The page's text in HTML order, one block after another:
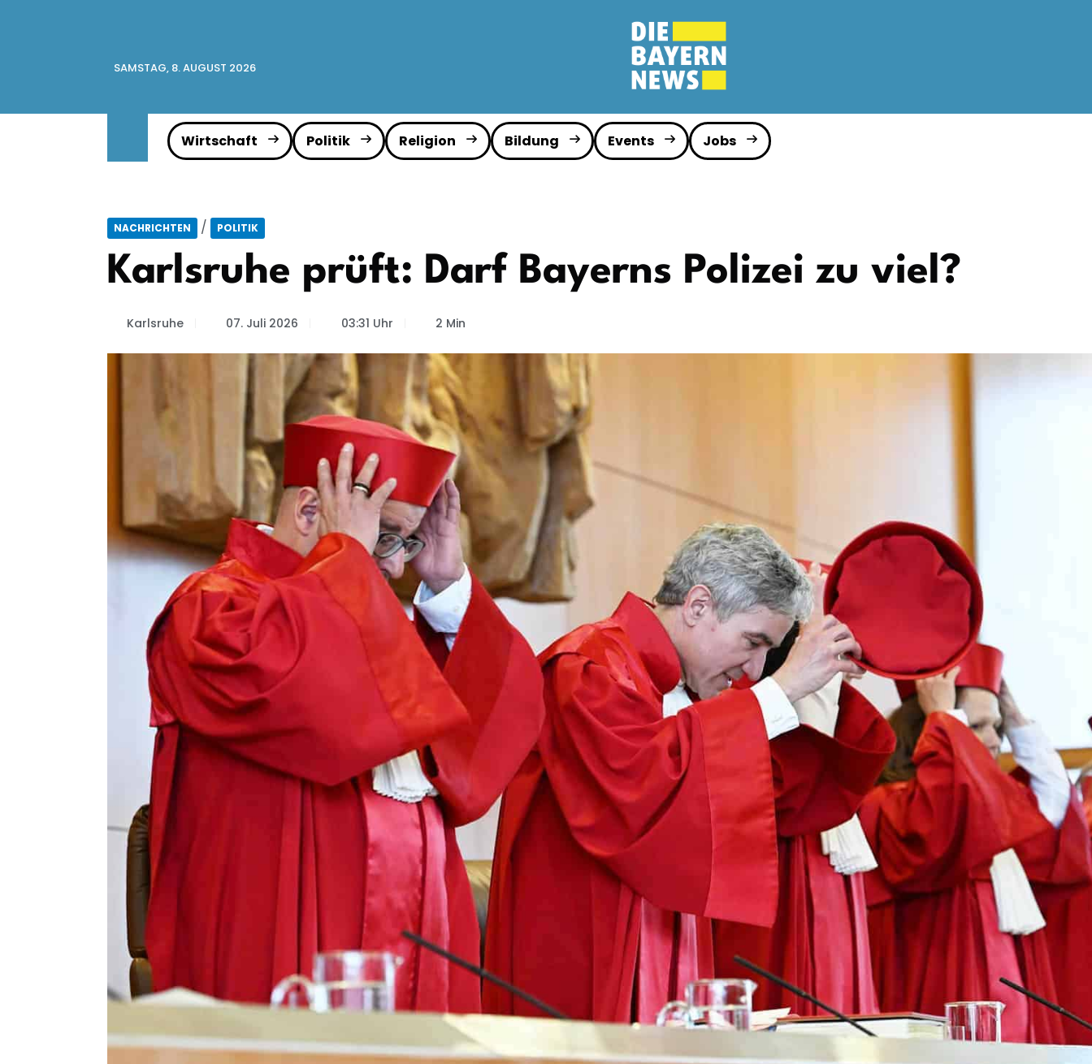
SAMSTAG, 8. AUGUST 2026
Wirtschaft Politik Religion Bildung Events Jobs
NACHRICHTEN / POLITIK
Karlsruhe prüft: Darf Bayerns Polizei zu viel?
Karlsruhe 07. Juli 2026 03:31 Uhr 2 Min